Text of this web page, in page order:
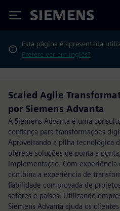
Siemens
Esta página é apresentada
Prefere ver em inglês?
Scaled Agile
por Siemens Advanta
A Siemens Advanta é uma
confiança para transformações
Aproveitando a pilha tecnológica
oferece soluções de ponta a
implementação. Com experiência
combina a experiência de
fiabilidade comprovada de
setores e países. Utilizando
Siemens Advanta ajuda os